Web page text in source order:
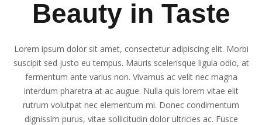
Beauty in Taste
Lorem ipsum dolor sit amet, consectetur adipiscing elit. Morbi
suscipit sed justo eu tempus. Mauris scelerisque ligula odio, at
fermentum ante varius non. Vivamus ac velit nec magna
interdum pharetra at ac augue. Nulla quis lorem vitae elit
rutrum volutpat nec elementum mi. Donec condimentum
dignissim purus, vitae sollicitudin dolor ultricies ac. Fusce